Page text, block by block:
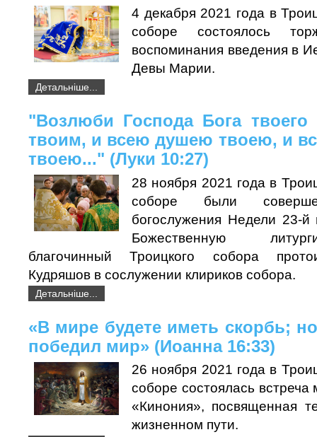
4 декабря 2021 года в
соборе состоялось
воспоминания введения в
Девы Марии.
Детальніше...
"Возлюби Господа Бога твоего
твоим, и всею душею твоею, и
твоею..." (Луки 10:27)
28 ноября 2021 года в
соборе были
богослужения Недели 23-й
Божественную
благочинный Троицкого собора
Кудряшов в сослужении клириков собора.
Детальніше...
«В мире будете иметь скорбь;
победил мир» (Иоанна 16:33)
26 ноября 2021 года в
соборе состоялась встреча
«Кинония», посвященная
жизненном пути.